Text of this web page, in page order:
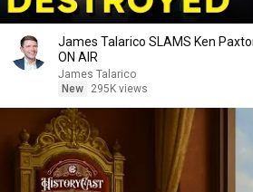
James Talarico SLAMS Ken
ON AIR
James Talarico
New
295K views